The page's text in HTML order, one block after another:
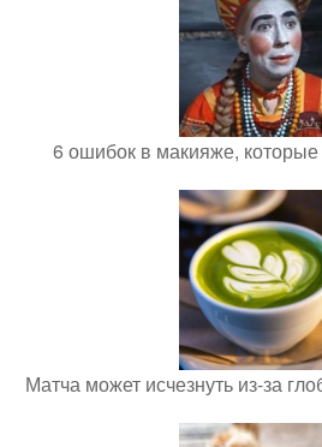
6 ошибок в макияже,
Матча может исчезнуть из-за